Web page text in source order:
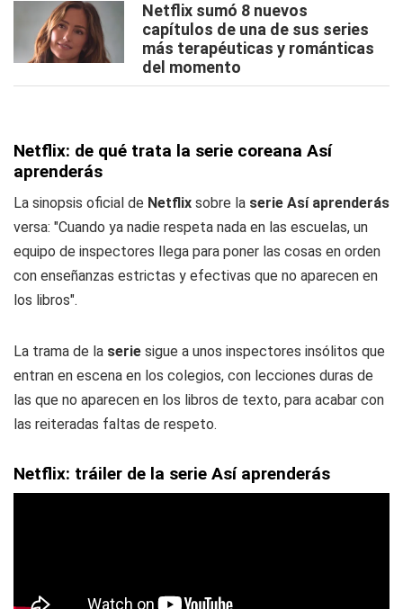
Netflix sumó 8 nuevos
capítulos de una de sus series
más terapéuticas y románticas
del momento
Netflix: de qué trata la serie coreana Así
aprenderás
La sinopsis oficial de Netflix sobre la serie Así aprenderás
versa: "Cuando ya nadie respeta nada en las escuelas, un
equipo de inspectores llega para poner las cosas en orden
con enseñanzas estrictas y efectivas que no aparecen en
los libros".
La trama de la serie sigue a unos inspectores insólitos que
entran en escena en los colegios, con lecciones duras de
las que no aparecen en los libros de texto, para acabar con
las reiteradas faltas de respeto.
Netflix: tráiler de la serie Así aprenderás